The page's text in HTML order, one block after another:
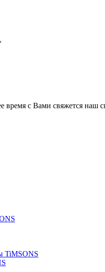
с Вами свяжется наш
TiMSONS